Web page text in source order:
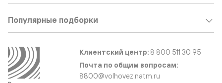
Популярные подборки
Клиентский центр: 8 800 511 30 95
Почта по общим вопросам:
8800@volhovez.natm.ru